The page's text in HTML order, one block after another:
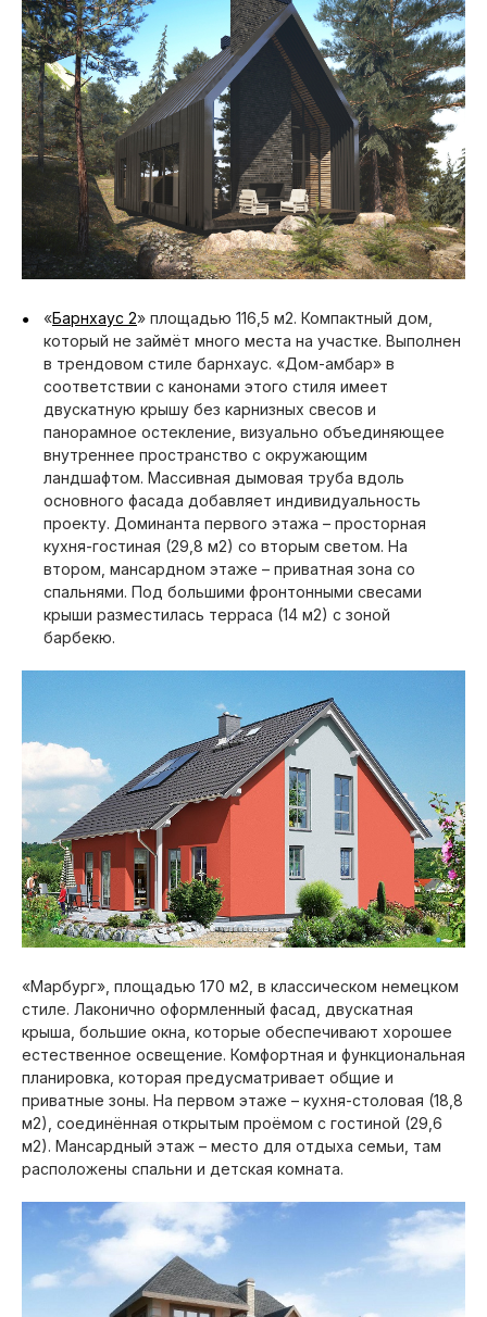
«Барнхаус 2» площадью 116,5 м2. Компактный дом,
который не займёт много места на участке. Выполнен
в трендовом стиле барнхаус. «Дом-амбар» в
соответствии с канонами этого стиля имеет
двускатную крышу без карнизных свесов и
панорамное остекление, визуально объединяющее
внутреннее пространство с окружающим
ландшафтом. Массивная дымовая труба вдоль
основного фасада добавляет индивидуальность
проекту. Доминанта первого этажа – просторная
кухня-гостиная (29,8 м2) со вторым светом. На
втором, мансардном этаже – приватная зона со
спальнями. Под большими фронтонными свесами
крыши разместилась терраса (14 м2) с зоной
барбекю.
«Марбург», площадью 170 м2, в классическом немецком
стиле. Лаконично оформленный фасад, двускатная
крыша, большие окна, которые обеспечивают хорошее
естественное освещение. Комфортная и функциональная
планировка, которая предусматривает общие и
приватные зоны. На первом этаже – кухня-столовая (18,8
м2), соединённая открытым проёмом с гостиной (29,6
м2). Мансардный этаж – место для отдыха семьи, там
расположены спальни и детская комната.